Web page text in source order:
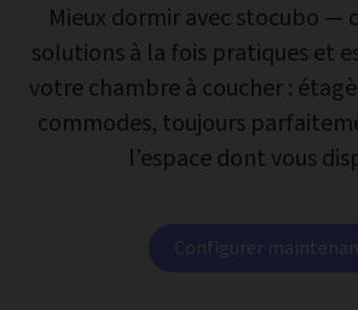
Mieux dormir avec stocubo —
solutions à la fois pratiques et
votre chambre à coucher :
commodes, toujours
l’espace dont vous
Configurer